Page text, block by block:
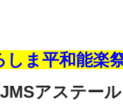
しま平和能楽祭
JMSアステール